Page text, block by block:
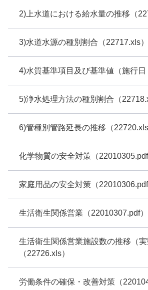
2)上水道における給水量の推移（
3)水道水源の種別割合（22717.xls）
4)水質基準項目及び基準値（施行日
5)浄水処理方法の種別割合（
6)管種別管路延長の推移（22720.xls
化学物質の安全対策（22010305.pdf
家庭用品の安全対策（22010306.pdf
生活衛生関係営業（22010307.pdf）
生活衛生関係営業施設数の推移（実
（22726.xls）
労働条件の確保・改善対策（